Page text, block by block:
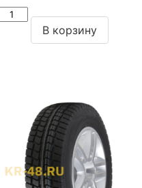
Количество
195/75/R16C
107/105
В корзину